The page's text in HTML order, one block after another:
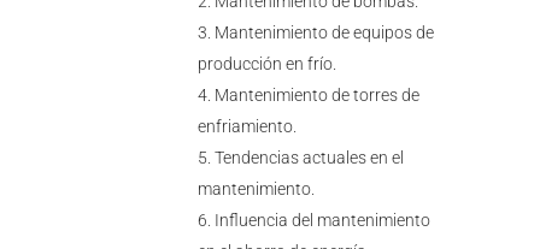
Mantenimiento de equipos de
producción en frío.
Mantenimiento de torres de
enfriamiento.
Tendencias actuales en el
mantenimiento.
Influencia del mantenimiento